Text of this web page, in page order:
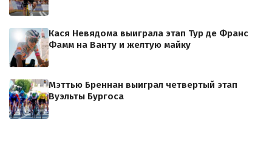
Кася Невядома выиграла этап Тур де Франс
Фамм на Ванту и желтую майку
Мэттью Бреннан выиграл четвертый этап
Вуэльты Бургоса